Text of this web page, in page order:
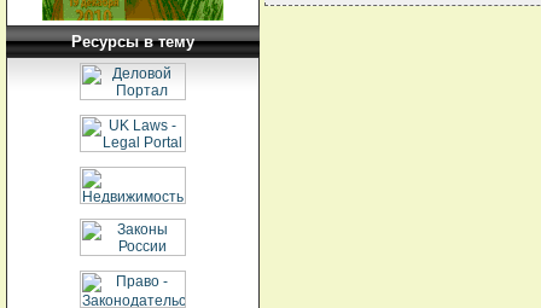
Ресурсы в тему